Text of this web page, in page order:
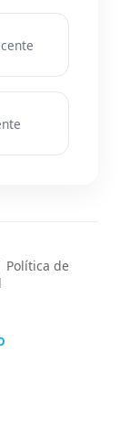
Política de